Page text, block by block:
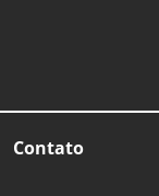
Contato